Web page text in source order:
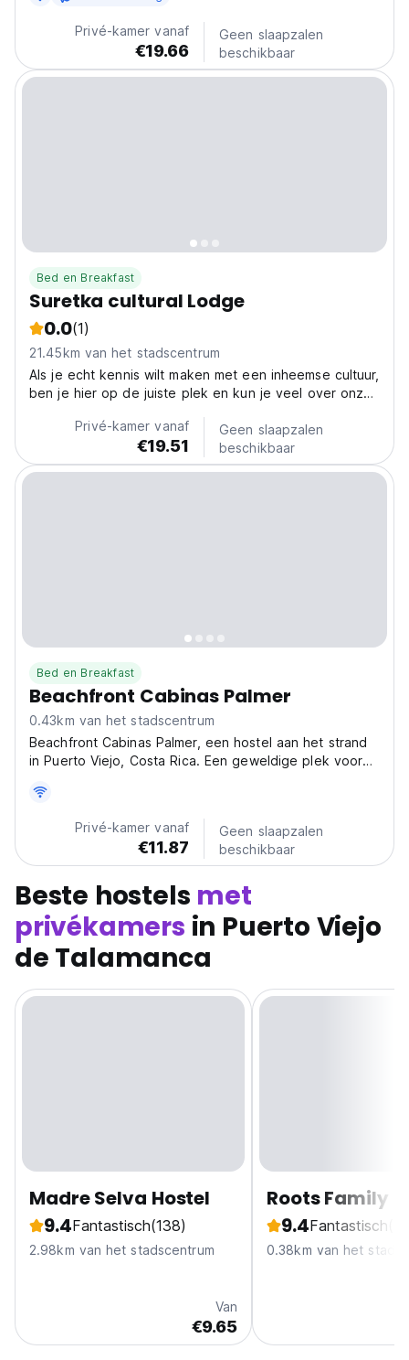
zandstrand en het centrum van Puerto Viejo. We
bieden een...Privé-kamer vanaf
€19.66
Geen slaapzalen
beschikbaar
Bed en Breakfast
Suretka cultural Lodge
0.0(1)
21.45km van het stadscentrum
Als je echt kennis wilt maken met een inheemse cultuur,
ben je hier op de juiste plek en kun je veel over onze
Privé-kamer vanaf
€19.51
Geen slaapzalen
beschikbaar
Bed en Breakfast
Beachfront Cabinas Palmer
0.43km van het stadscentrum
Beachfront Cabinas Palmer, een hostel aan het strand
in Puerto Viejo, Costa Rica. Een geweldige plek voor
en de lokale cultuur. (Auto-translated from original
Privé-kamer vanaf
€11.87
Geen slaapzalen
beschikbaar
Beste hostels met
privékamers in Puerto Viejo
de Talamanca
Madre Selva Hostel
9.4Fantastisch(138)
2.98km van het stadscentrum
Van
€9.65
Roots Family
9.4Fantastisch
0.38km van het